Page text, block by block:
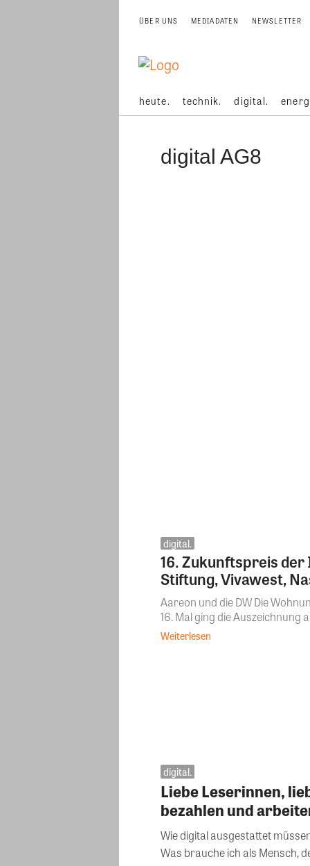
ÜBER UNS MEDIADATEN NEWSLETTER
heute. technik. digital.
digital AG8
digital.
16. Zukunftspreis
Stiftung, Vivawest,
Aareon und die DW Die
16. Mal ging die Auszeichnung
Weiterlesen
digital.
Liebe Leserinnen,
bezahlen und
Wie digital ausgestattet
Was brauche ich als Mensch,